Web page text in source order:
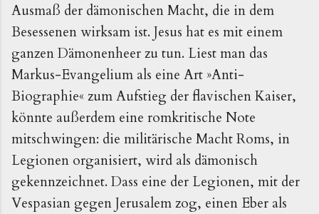
Ausmaß der dämonischen Macht, die in dem
Besessenen wirksam ist. Jesus hat es mit einem
ganzen Dämonenheer zu tun. Liest man das
Markus-Evangelium als eine Art »Anti-
Biographie« zum Aufstieg der flavischen Kaiser,
könnte außerdem eine romkritische Note
mitschwingen: die militärische Macht Roms, in
Legionen organisiert, wird als dämonisch
gekennzeichnet. Dass eine der Legionen, mit der
Vespasian gegen Jerusalem zog, einen Eber als